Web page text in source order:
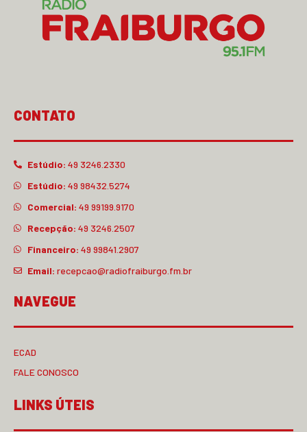
CONTATO
Estúdio: 49 3246.2330
Estúdio: 49 98432.5274
Comercial: 49 99199.9170
Recepção: 49 3246.2507
Financeiro: 49 99841.2907
Email: recepcao@radiofraiburgo.fm.br
NAVEGUE
ECAD
FALE CONOSCO
LINKS ÚTEIS